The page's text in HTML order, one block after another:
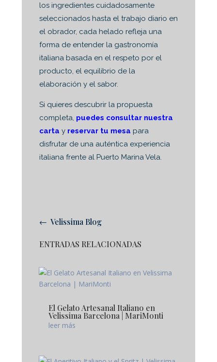
los ingredientes cuidadosamente
seleccionados hasta el trabajo diario en
el obrador, cada helado refleja una
forma de entender la gastronomía
italiana basada en el respeto por el
producto, el equilibrio de la
elaboración y el sabor.
Si quieres descubrir la propuesta
completa, puedes consultar nuestra
carta y reservar tu mesa para
disfrutar de una auténtica experiencia
italiana frente al Puerto Marina Vela.
← Velissima Blog
ENTRADAS RELACIONADAS
El Gelato Artesanal Italiano en
Velissima Barcelona | MariMonti
leer más